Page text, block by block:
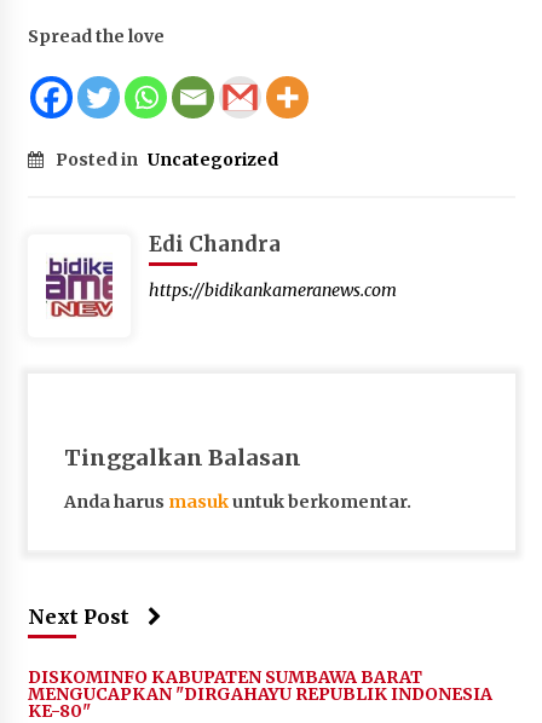
Spread the love
Posted in Uncategorized
Edi Chandra
https://bidikankameranews.com
Tinggalkan Balasan
Anda harus masukuntuk berkomentar.
Next Post
DISKOMINFO KABUPATEN SUMBAWA BARAT
MENGUCAPKAN "DIRGAHAYU REPUBLIK INDONESIA
KE-80"